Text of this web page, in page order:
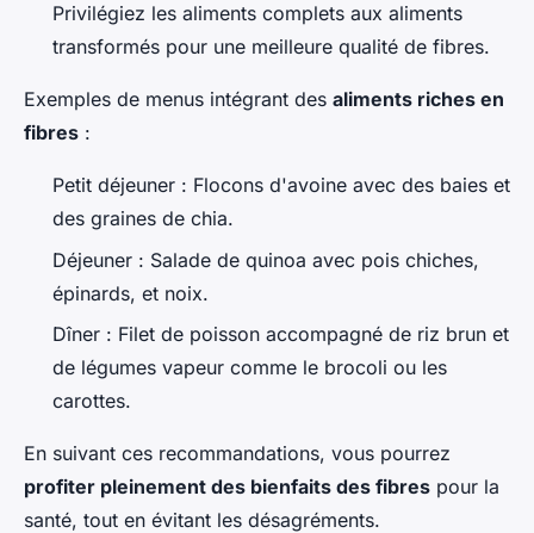
Privilégiez les aliments complets aux aliments
transformés pour une meilleure qualité de fibres.
Exemples de menus intégrant des aliments riches en
fibres :
Petit déjeuner : Flocons d'avoine avec des baies et
des graines de chia.
Déjeuner : Salade de quinoa avec pois chiches,
épinards, et noix.
Dîner : Filet de poisson accompagné de riz brun et
de légumes vapeur comme le brocoli ou les
carottes.
En suivant ces recommandations, vous pourrez
profiter pleinement des bienfaits des fibres pour la
santé, tout en évitant les désagréments.